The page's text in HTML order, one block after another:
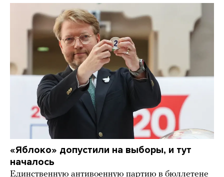
«Яблоко» допустили на выборы, и тут
началось
Единственную антивоенную партию в бюллетене